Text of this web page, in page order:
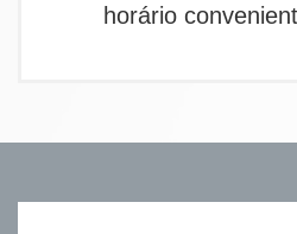
horário